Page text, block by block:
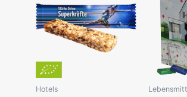
Hotels